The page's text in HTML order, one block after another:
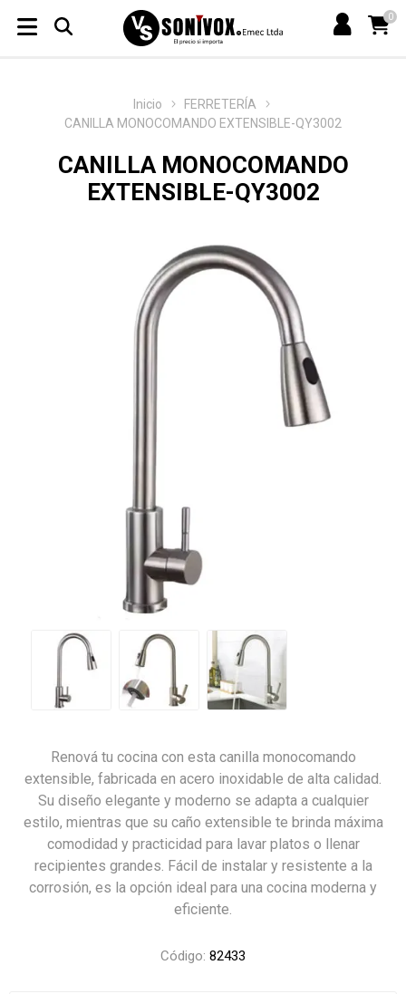
0
Inicio
FERRETERÍA
CANILLA MONOCOMANDO EXTENSIBLE-QY3002
CANILLA MONOCOMANDO
EXTENSIBLE-QY3002
Renová tu cocina con esta canilla monocomando
extensible, fabricada en acero inoxidable de alta calidad.
Su diseño elegante y moderno se adapta a cualquier
estilo, mientras que su caño extensible te brinda máxima
comodidad y practicidad para lavar platos o llenar
recipientes grandes. Fácil de instalar y resistente a la
corrosión, es la opción ideal para una cocina moderna y
eficiente.
Código: 82433